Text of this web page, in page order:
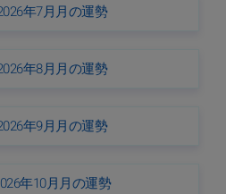
年7月月の運勢
年8月月の運勢
年9月月の運勢
年10月月の運勢